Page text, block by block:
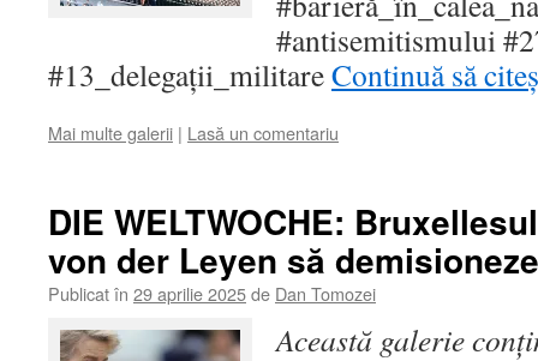
#antisemitismului
#13_delegații_militareContinuă să
Mai multe galerii | Lasă un comentariu
DIE WELTWOCHE:
von der Leyen să demisioneze
Publicat în 29 aprilie 2025de Dan Tomozei
Această galerie